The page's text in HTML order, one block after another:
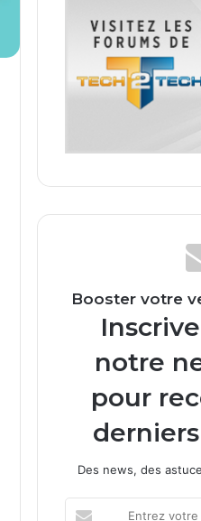
Booster votre
notre
pour
Des news, des